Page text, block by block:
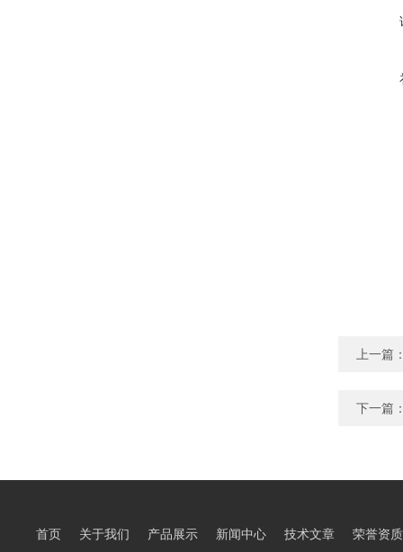
上一篇
下一篇
首页 关于我们 产品展示 新闻中心 技术文章 荣誉资质